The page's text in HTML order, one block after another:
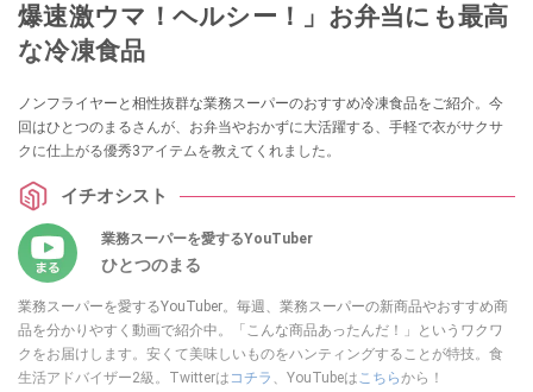
爆速激ウマ！ヘルシー！」お弁当にも最高
な冷凍食品
ノンフライヤーと相性抜群な業務スーパーのおすすめ冷凍食品をご紹介。今
回はひとつのまるさんが、お弁当やおかずに大活躍する、手軽で衣がサクサ
クに仕上がる優秀3アイテムを教えてくれました。
イチオシスト
業務スーパーを愛するYouTuber
ひとつのまる
業務スーパーを愛するYouTuber。毎週、業務スーパーの新商品やおすすめ商
品を分かりやすく動画で紹介中。「こんな商品あったんだ！」というワクワ
クをお届けします。安くて美味しいものをハンティングすることが特技。食
生活アドバイザー2級。Twitterは コチラ 、YouTubeはこちらから！